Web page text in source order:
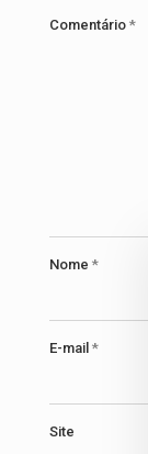
Comentário *
Nome *
E-mail *
Site